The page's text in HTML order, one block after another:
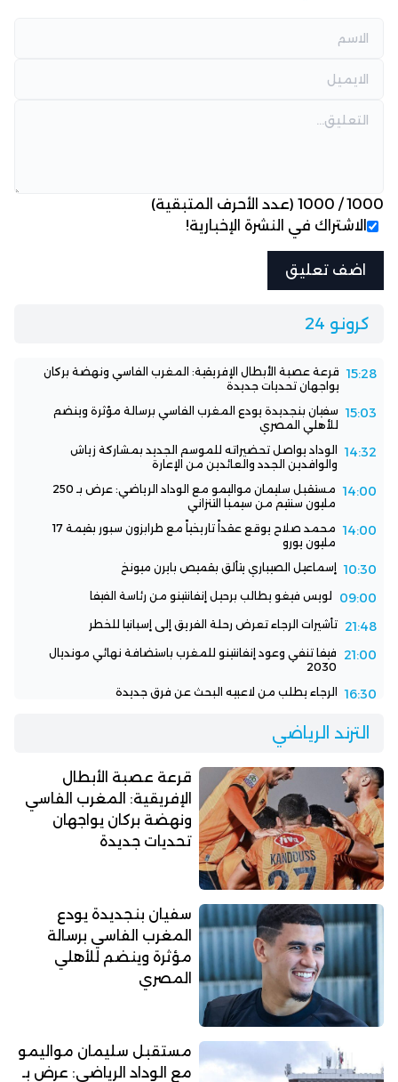
1000
/
1000 (عدد الأحرف المتبقية)
الاشتراك في النشرة الإخبارية!
كرونو 24
15:28 قرعة عصبة الأبطال الإفريقية: المغرب الفاسي ونهضة بركان
يواجهان تحديات جديدة
15:03 سفيان بنجديدة يودع المغرب الفاسي برسالة مؤثرة وينضم
للأهلي المصري
14:32
الوداد يواصل تحضيراته للموسم الجديد بمشاركة زياش
والوافدين الجدد والعائدين من الإعارة
14:00
مستقبل سليمان مواليمو مع الوداد الرياضي: عرض بـ 250
مليون سنتيم من سيمبا التنزاني
14:00
محمد صلاح يوقع عقداً تاريخياً مع طرابزون سبور بقيمة 17
مليون يورو
10:30 إسماعيل الصيباري يتألق بقميص بايرن ميونخ
09:00 لويس فيغو يطالب برحيل إنفانتينو من رئاسة الفيفا
21:48 تأشيرات الرجاء تعرض رحلة الفريق إلى إسبانيا للخطر
21:00
فيفا تنفي وعود إنفانتينو للمغرب باستضافة نهائي مونديال
2030
16:30 الرجاء يطلب من لاعبيه البحث عن فرق جديدة
الترند الرياضي
قرعة عصبة الأبطال
الإفريقية: المغرب الفاسي
ونهضة بركان يواجهان
تحديات جديدة
سفيان بنجديدة يودع
المغرب الفاسي برسالة
مؤثرة وينضم للأهلي
المصري
مستقبل سليمان مواليمو
مع الوداد الرياضي: عرض بـ